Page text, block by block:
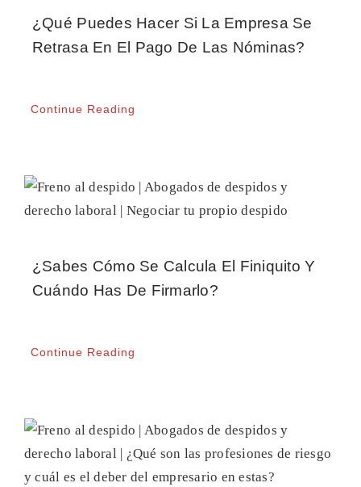
¿Qué Puedes Hacer Si La Empresa Se
Retrasa En El Pago De Las Nóminas?
Continue Reading
¿Sabes Cómo Se Calcula El Finiquito Y
Cuándo Has De Firmarlo?
Continue Reading